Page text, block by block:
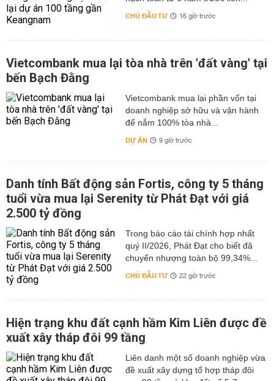
CHỦ ĐẦU TƯ 16 giờ trước
Vietcombank mua lại tòa nhà trên 'đất vàng' tại
bến Bạch Đằng
Vietcombank mua lại phần vốn tại
doanh nghiệp sở hữu và vận hành
để nắm 100% tòa nhà...
DỰ ÁN 9 giờ trước
Danh tính Bất động sản Fortis, công ty 5 tháng
tuổi vừa mua lại Serenity từ Phát Đạt với giá
2.500 tỷ đồng
Trong báo cáo tài chính hợp nhất
quý II/2026, Phát Đạt cho biết đã
chuyển nhượng toàn bộ 99,34%...
CHỦ ĐẦU TƯ 22 giờ trước
Hiện trạng khu đất cạnh hầm Kim Liên được đề
xuất xây tháp đôi 99 tầng
Liên danh một số doanh nghiệp vừa
đề xuất xây dựng tổ hợp tháp đôi